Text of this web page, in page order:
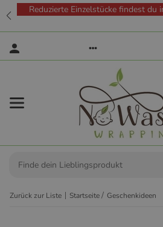
Reduzierte Einzelstücke findest du
Zurück zur Liste Startseite Geschenkideen